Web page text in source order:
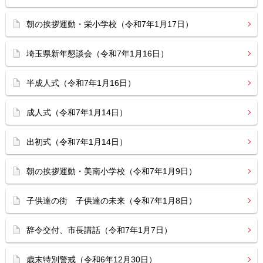
朝の挨拶運動・栄小学校（令和7年1月17日）
埼玉県新年懇談会（令和7年1月16日）
半成人式（令和7年1月16日）
成人式（令和7年1月14日）
出初式（令和7年1月14日）
朝の挨拶運動・美南小学校（令和7年1月9日）
子供達の街 子供達の未来（令和7年1月8日）
辞令交付、市長講話（令和7年1月7日）
歳末特別警戒（令和6年12月30日）